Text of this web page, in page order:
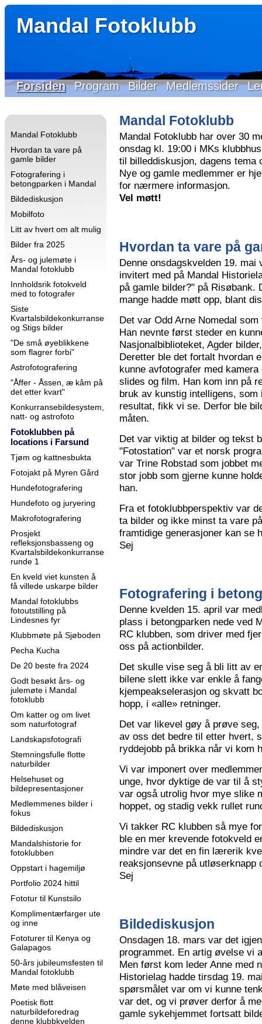
Mandal Fotoklubb
Forsiden Program Bilder Medlemssider
Mandal Fotoklubb
Hvordan ta vare på
gamle bilder
Fotografering i
betongparken i Mandal
Bildediskusjon
Mobilfoto
Litt av hvert om alt mulig
Bilder fra 2025
Års- og julemøte i
Mandal fotoklubb
Innholdsrik fotokveld
med to fotografer
Siste
Kvartalsbildekonkurranse
og Stigs bilder
"De små øyeblikkene
som flagrer forbi"
Astrofotografering
"Åffer - Åssen, æ kåm på
det etter kvart"
Konkurransebildesystem,
natt- og astrofoto
Fotoklubben på
locations i Farsund
Tjøm og kattnesbukta
Fotojakt på Myren Gård
Hundefotografering
Hundefoto og juryering
Makrofotografering
Prosjekt
refleksjonsbasseng og
Kvartalsbildekonkurranse
runde 1
En kveld viet kunsten å
få villede uskarpe bilder
Mandal fotoklubbs
fotoutstilling på
Lindesnes fyr
Klubbmøte på Sjøboden
Pecha Kucha
De 20 beste fra 2024
Godt besøkt års- og
julemøte i Mandal
fotoklubb
Om katter og om livet
som naturfotograf
Landskapsfotografi
Stemningsfulle flotte
naturbilder
Helsehuset og
bildepresentasjoner
Medlemmenes bilder i
fokus
Bildediskusjon
Mandalshistorie for
fotoklubben
Oppstart i hagemiljø
Portfolio 2024 hittil
Fototur til Kunstsilo
Komplimentærfarger ute
og inne
Fototurer til Kenya og
Galapagos
50-års jubileumsfesten til
Mandal fotoklubb
Møte med blåveisen
Poetisk flott
naturbildeforedrag
denne klubbkvelden
Mandal Fotoklubb
Mandal Fotoklubb har over 30
onsdag kl. 19:00 i MKs
til billeddiskusjon, dagens
Nye og gamle medlemmer er
for nærmere informasjon.
Vel møtt!
Hvordan ta vare på
Denne onsdagskvelden 19.
invitert med på Mandal
på gamle bilder?" på
mange hadde møtt opp, blant
Det var Odd Arne Nomedal
Han nevnte først steder en
Nasjonalbiblioteket, Agder
Deretter ble det fortalt hvordan
kunne avfotografer med
slides og film. Han kom inn på
bruk av kunstig intelligens,
resultat, fikk vi se. Derfor ble
måten.
Det var viktig at bilder og tekst
"Fotostation" var et norsk
var Trine Robstad som jobbet
stor jobb som gjerne kunne
han.
Fra et fotoklubbperspektiv var
ta bilder og ikke minst ta vare
framtidige generasjoner kan se
Sej
Fotografering i
Denne kvelden 15. april var
plass i betongparken nede ved
RC klubben, som driver med
oss på actionbilder.
Det skulle vise seg å bli litt av
bilene slett ikke var enkle å
kjempeakselerasjon og skvatt
hopp, i «alle» retninger.
Det var likevel gøy å prøve
av oss det bedre til etter hvert,
ryddejobb på brikka når vi kom
Vi var imponert over
unge, hvor dyktige de var til å
var også utrolig hvor mye slike
hoppet, og stadig vekk rullet
Vi takker RC klubben så mye
ble en mer krevende fotokveld
mindre var det en fin lærerik
reaksjonsevne på utløserknapp
Sej
Bildediskusjon
Onsdagen 18. mars var det
programmet. En artig øvelse vi
Men først kom leder Anne med
Historielag hadde tirsdag 19.
spørsmålet var om vi kunne
var det, og vi prøver derfor å
gamle sykehjemmet fortsatt